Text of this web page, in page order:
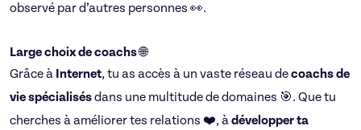
observé par d’autres personnes 👀.
Large choix de coachs🌐
Grâce à Internet, tu as accès à un vaste réseau decoachs de
vie spécialisésdans une multitude de domaines 🎯. Que tu
cherches à améliorer tes relations ❤️, àdévelopper ta